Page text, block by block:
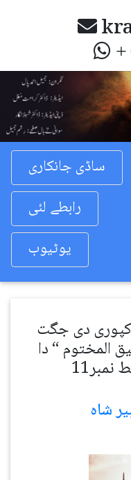
+
Previous
ساڈی جانکاری
رابطے لئی
یوٹیوب
دی جگت
المختوم “ دا